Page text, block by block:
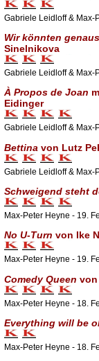
Gabriele Leidloff & Max-
Wir könnten
Sinelnikova
Gabriele Leidloff & Max-
À Propos de Joan
Eidinger
Gabriele Leidloff & Max-
Bettina von Lutz
Gabriele Leidloff & Max-
Schweigend steht
Max-Peter Heyne - 19.
No U-Turn von Ike
Max-Peter Heyne - 19.
Comedy Queen von
Max-Peter Heyne - 18.
Everything will be
Max-Peter Heyne - 18.